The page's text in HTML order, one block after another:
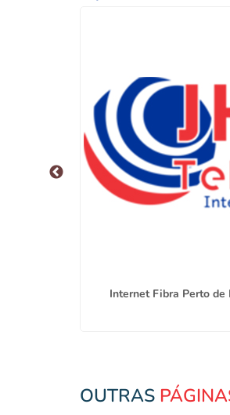
Internet Fibra Perto de
OUTRAS